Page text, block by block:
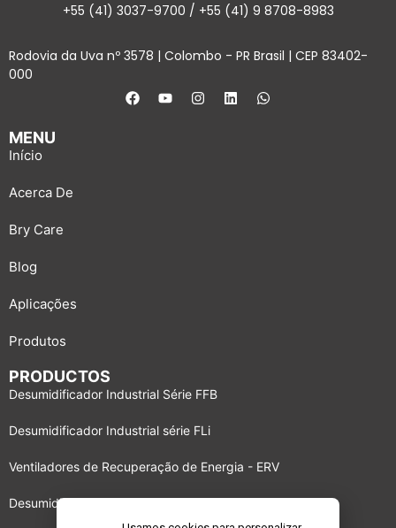
+55 (41) 3037-9700 / +55 (41) 9 8708-8983
Rodovia da Uva nº 3578 | Colombo - PR Brasil | CEP 83402-
000
Início
Acerca De
Bry Care
Blog
Aplicações
Produtos
MENU
PRODUCTOS
Desumidificador Industrial Série FFB
Desumidificador Industrial série FLi
Ventiladores de Recuperação de Energia - ERV
Desumidificador Industrial Serie P95°X